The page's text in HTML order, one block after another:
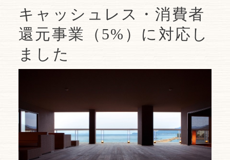
キャッシュレス・消費者
還元事業（5%）に対応し
ました